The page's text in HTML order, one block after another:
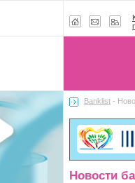
Banklist -
Новости